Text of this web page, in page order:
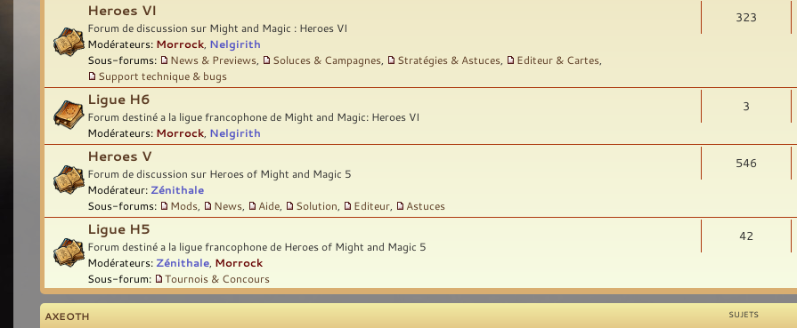
Heroes VI
Forum de discussion sur Might and Magic : Heroes VI
Modérateurs: Morrock Nelgirith
Sous-forums:
News & Previews Soluces & Campagnes Stratégies & Astuces Editeur & Cartes
Support technique & bugs
323
Ligue H6
Forum destiné a la ligue francophone de Might and Magic: Heroes VI
Modérateurs: Morrock Nelgirith
3
Heroes V
Forum de discussion sur Heroes of Might and Magic 5
Modérateur: Zénithale
Sous-forums:
Mods News Aide Solution Editeur Astuces
546
Ligue H5
Forum destiné a la ligue francophone de Heroes of Might and Magic 5
Modérateurs: Zénithale Morrock
Sous-forum:
Tournois & Concours
42
AXEOTH SUJETS